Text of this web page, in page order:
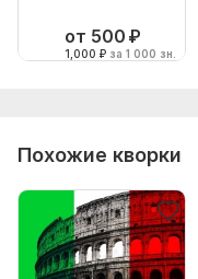
от 500 ₽
1,000 ₽ за 1 000 зн.
Похожие кворки